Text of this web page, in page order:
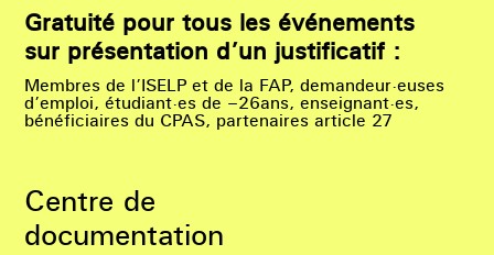
Gratuité pour tous les événements
sur présentation d’un justificatif :
Membres de l’ISELP et de la FAP, demandeur·euses
d’emploi, étudiant·es de –26ans, enseignant·es,
bénéficiaires du CPAS, partenaires article 27
Centre de
documentation